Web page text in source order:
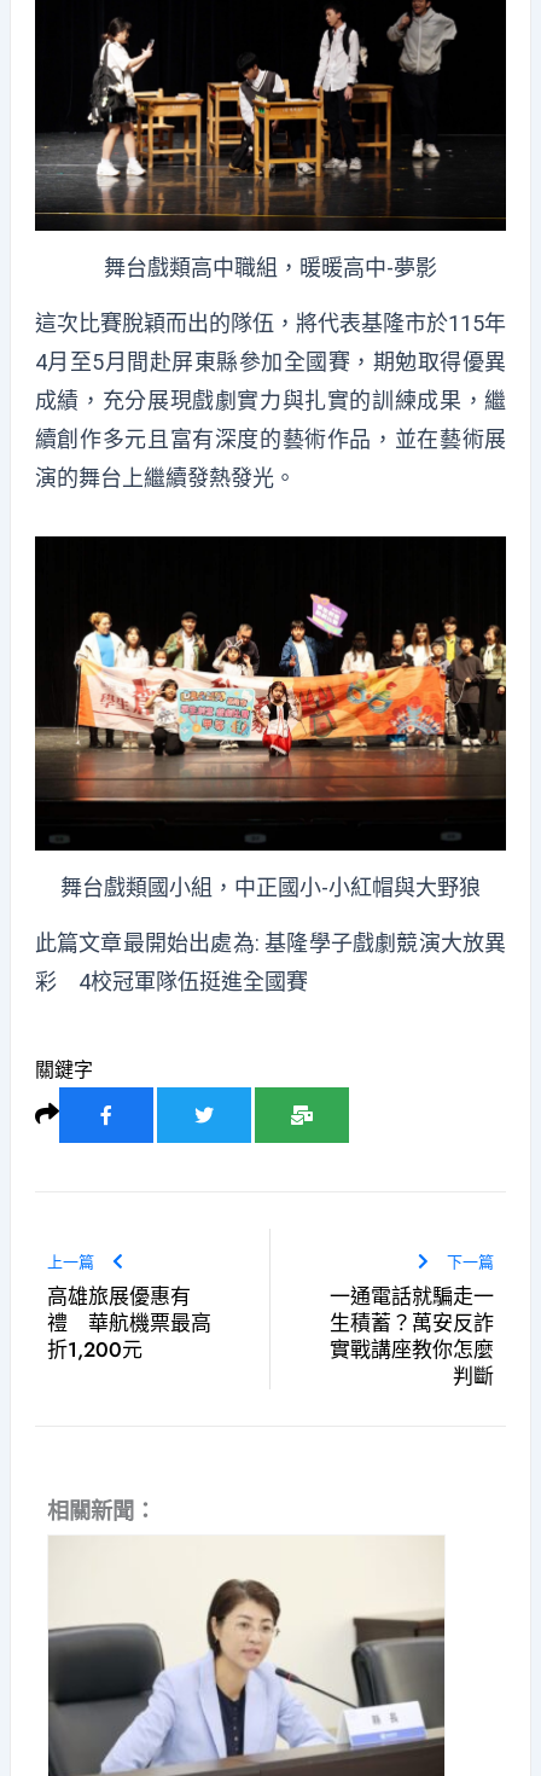
舞台戲類高中職組，暖暖高中-夢影
這次比賽脫穎而出的隊伍，將代表基隆市於115年
4月至5月間赴屏東縣參加全國賽，期勉取得優異
成績，充分展現戲劇實力與扎實的訓練成果，繼
續創作多元且富有深度的藝術作品，並在藝術展
演的舞台上繼續發熱發光。
舞台戲類國小組，中正國小-小紅帽與大野狼
此篇文章最開始出處為:基隆學子戲劇競演大放異
彩 4校冠軍隊伍挺進全國賽
關鍵字
上一篇
高雄旅展優惠有
禮 華航機票最高
折1,200元
下一篇
一通電話就騙走一
生積蓄？萬安反詐
實戰講座教你怎麼
判斷
相關新聞：